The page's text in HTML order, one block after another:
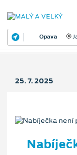
Opava
25. 7. 2025